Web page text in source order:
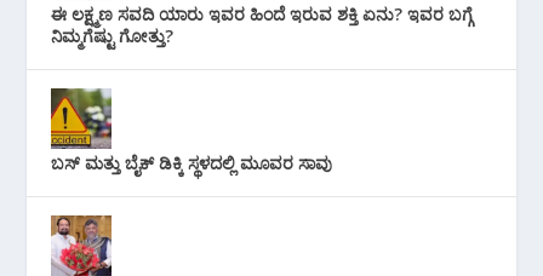
ಈ ಲಕ್ಷ್ಮಣ ಸವದಿ ಯಾರು ಇವರ ಹಿಂದೆ ಇರುವ ಶಕ್ತಿ ಏನು? ಇವರ ಬಗ್ಗೆ
ನಿಮ್ಮಗೆಷ್ಟು ಗೋತ್ತು?
ಬಸ್ ಮತ್ತು ಬೈಕ್ ಡಿಕ್ಕಿ ಸ್ಥಳದಲ್ಲಿ ಮೂವರ ಸಾವು